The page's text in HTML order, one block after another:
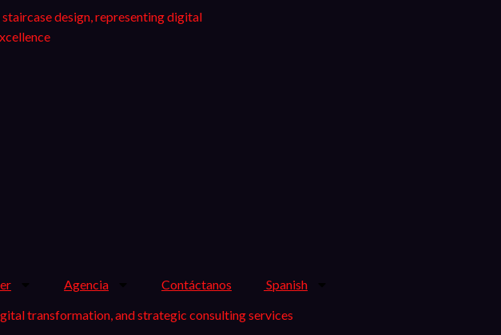
Agencia Contáctanos Spanish